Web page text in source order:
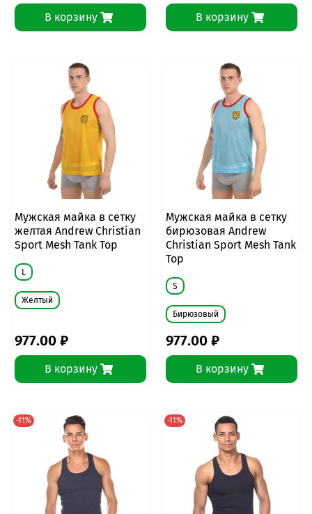
В корзину В корзину
Мужская майка в сетку
желтая Andrew Christian
Sport Mesh Tank Top
L
Желтый
977.00 ₽
В корзину
Мужская майка в сетку
бирюзовая Andrew
Christian Sport Mesh Tank
Top
S
Бирюзовый
977.00 ₽
В корзину
-11% -11%